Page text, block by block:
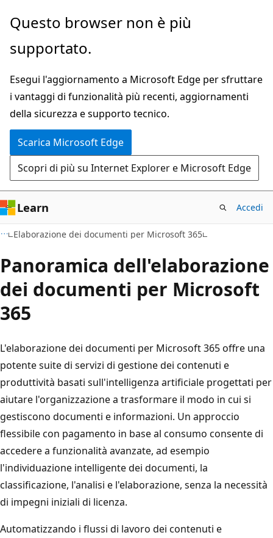
Ignora
passa
contenuto
principale
Questo browser non è più
supportato.
Esegui l'aggiornamento a Microsoft Edge per sfruttare
i vantaggi di funzionalità più recenti, aggiornamenti
della sicurezza e supporto tecnico.
Scarica Microsoft Edge
Scopri di più su Internet Explorer e Microsoft Edge
Learn Accedi
Elaborazione dei documenti per Microsoft 365
Panoramica dell'elaborazione
dei documenti per Microsoft
365
L'elaborazione dei documenti per Microsoft 365 offre una
potente suite di servizi di gestione dei contenuti e
produttività basati sull'intelligenza artificiale progettati per
aiutare l'organizzazione a trasformare il modo in cui si
gestiscono documenti e informazioni. Un approccio
flessibile con pagamento in base al consumo consente di
accedere a funzionalità avanzate, ad esempio
l'individuazione intelligente dei documenti, la
classificazione, l'analisi e l'elaborazione, senza la necessità
di impegni iniziali di licenza.
Automatizzando i flussi di lavoro dei contenuti e